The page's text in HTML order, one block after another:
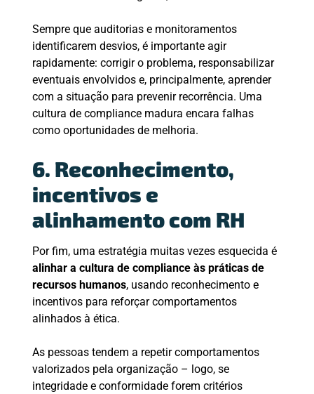
Sempre que auditorias e monitoramentos
identificarem desvios, é importante agir
rapidamente: corrigir o problema, responsabilizar
eventuais envolvidos e, principalmente, aprender
com a situação para prevenir recorrência. Uma
cultura de compliance madura encara falhas
como oportunidades de melhoria.
6. Reconhecimento,
incentivos e
alinhamento com RH
Por fim, uma estratégia muitas vezes esquecida é
alinhar a cultura de compliance às práticas de
recursos humanos, usando reconhecimento e
incentivos para reforçar comportamentos
alinhados à ética.
As pessoas tendem a repetir comportamentos
valorizados pela organização – logo, se
integridade e conformidade forem critérios